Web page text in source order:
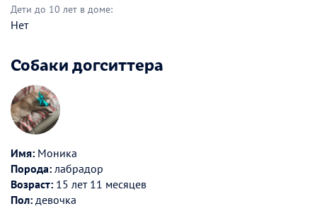
Дети до 10 лет в доме:
Нет
Собаки догситтера
Имя: Моника
Порода: лабрадор
Возраст: 15 лет 11 месяцев
Пол: девочка